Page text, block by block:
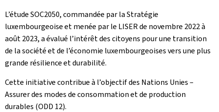
L’étude SOC2050, commandée par la Stratégie
luxembourgeoise et menée par le LISER de novembre 2022 à
août 2023, a évalué l’intérêt des citoyens pour une transition
de la société et de l’économie luxembourgeoises vers une plus
grande résilience et durabilité.
Cette initiative contribue à l’objectif des Nations Unies –
Assurer des modes de consommation et de production
durables (ODD 12).